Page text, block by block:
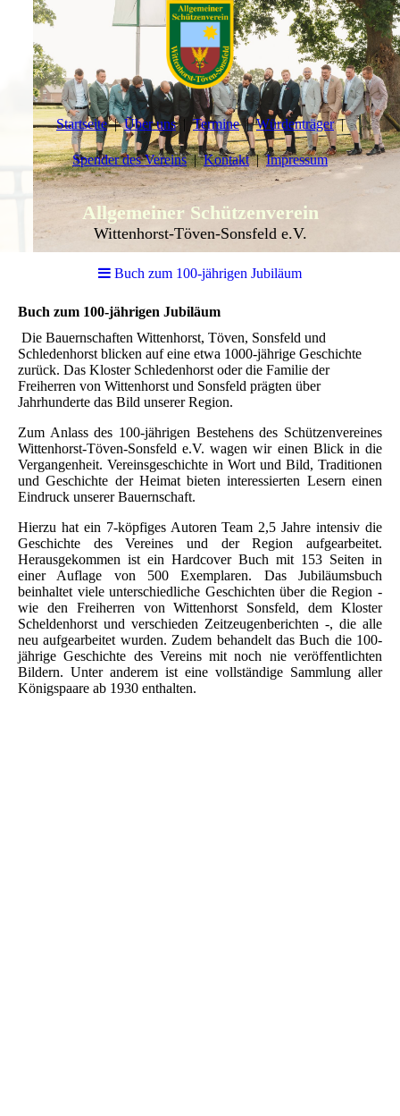
Startseite Über uns Termine Würdenträger
Spender des Vereins Kontakt Impressum
Allgemeiner Schützenverein
Wittenhorst-Töven-Sonsfeld e.V.
Buch zum 100-jährigen Jubiläum
Buch zum 100-jährigen Jubiläum
Die Bauernschaften Wittenhorst, Töven, Sonsfeld und
Schledenhorst blicken auf eine etwa 1000-jährige Geschichte
zurück. Das Kloster Schledenhorst oder die Familie der
Freiherren von Wittenhorst und Sonsfeld prägten über
Jahrhunderte das Bild unserer Region.
Zum Anlass des 100-jährigen Bestehens des Schützenvereines
Wittenhorst-Töven-Sonsfeld e.V. wagen wir einen Blick in die
Vergangenheit. Vereinsgeschichte in Wort und Bild, Traditionen
und Geschichte der Heimat bieten interessierten Lesern einen
Eindruck unserer Bauernschaft.
Hierzu hat ein 7-köpfiges Autoren Team 2,5 Jahre intensiv die
Geschichte des Vereines und der Region aufgearbeitet.
Herausgekommen ist ein Hardcover Buch mit 153 Seiten in
einer Auflage von 500 Exemplaren. Das Jubiläumsbuch
beinhaltet viele unterschiedliche Geschichten über die Region -
wie den Freiherren von Wittenhorst Sonsfeld, dem Kloster
Scheldenhorst und verschieden Zeitzeugenberichten -, die alle
neu aufgearbeitet wurden. Zudem behandelt das Buch die 100-
jährige Geschichte des Vereins mit noch nie veröffentlichten
Bildern. Unter anderem ist eine vollständige Sammlung aller
Königspaare ab 1930 enthalten.